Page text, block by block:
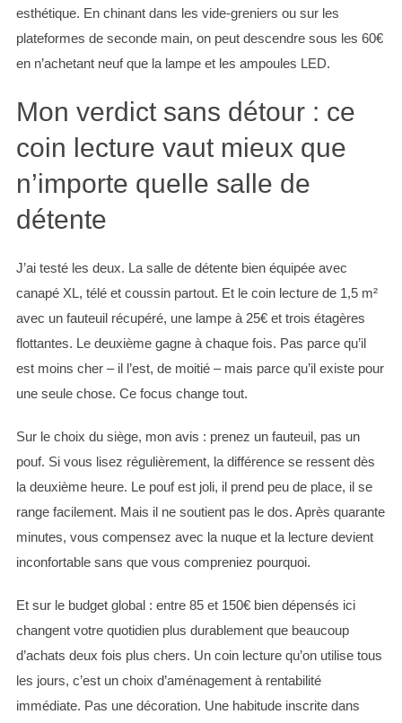
esthétique. En chinant dans les vide-greniers ou sur les
plateformes de seconde main, on peut descendre sous les 60€
en n’achetant neuf que la lampe et les ampoules LED.
Mon verdict sans détour : ce
coin lecture vaut mieux que
n’importe quelle salle de
détente
J’ai testé les deux. La salle de détente bien équipée avec
canapé XL, télé et coussin partout. Et le coin lecture de 1,5 m²
avec un fauteuil récupéré, une lampe à 25€ et trois étagères
flottantes. Le deuxième gagne à chaque fois. Pas parce qu’il
est moins cher – il l’est, de moitié – mais parce qu’il existe pour
une seule chose. Ce focus change tout.
Sur le choix du siège, mon avis : prenez un fauteuil, pas un
pouf. Si vous lisez régulièrement, la différence se ressent dès
la deuxième heure. Le pouf est joli, il prend peu de place, il se
range facilement. Mais il ne soutient pas le dos. Après quarante
minutes, vous compensez avec la nuque et la lecture devient
inconfortable sans que vous compreniez pourquoi.
Et sur le budget global : entre 85 et 150€ bien dépensés ici
changent votre quotidien plus durablement que beaucoup
d’achats deux fois plus chers. Un coin lecture qu’on utilise tous
les jours, c’est un choix d’aménagement à rentabilité
immédiate. Pas une décoration. Une habitude inscrite dans